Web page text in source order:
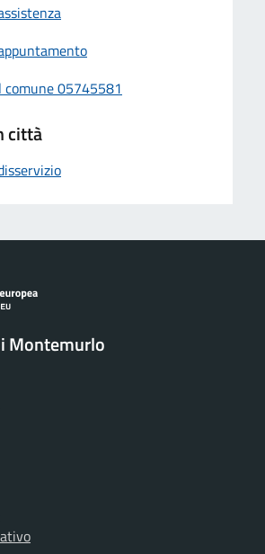
comune 05745581
città
Montemurlo